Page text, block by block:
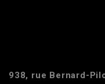
938, rue Bernard-